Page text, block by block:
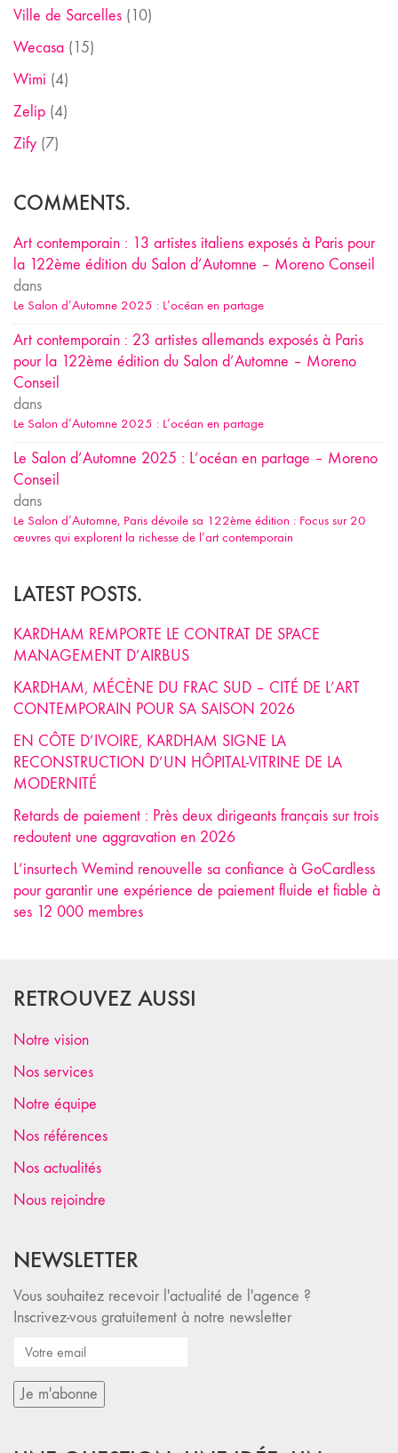
Ville de Sarcelles (10)
Wecasa (15)
Wimi (4)
Zelip (4)
Zify (7)
COMMENTS.
Art contemporain : 13 artistes italiens exposés à Paris pour
la 122ème édition du Salon d’Automne – Moreno Conseil
dans
Le Salon d’Automne 2025 : L’océan en partage
Art contemporain : 23 artistes allemands exposés à Paris
pour la 122ème édition du Salon d’Automne – Moreno
Conseil
dans
Le Salon d’Automne 2025 : L’océan en partage
Le Salon d’Automne 2025 : L’océan en partage – Moreno
Conseil
dans
Le Salon d’Automne, Paris dévoile sa 122ème édition : Focus sur 20
œuvres qui explorent la richesse de l’art contemporain
LATEST POSTS.
KARDHAM REMPORTE LE CONTRAT DE SPACE
MANAGEMENT D’AIRBUS
KARDHAM, MÉCÈNE DU FRAC SUD – CITÉ DE L’ART
CONTEMPORAIN POUR SA SAISON 2026
EN CÔTE D’IVOIRE, KARDHAM SIGNE LA
RECONSTRUCTION D’UN HÔPITAL-VITRINE DE LA
MODERNITÉ
Retards de paiement : Près deux dirigeants français sur trois
redoutent une aggravation en 2026
L’insurtech Wemind renouvelle sa confiance à GoCardless
pour garantir une expérience de paiement fluide et fiable à
ses 12 000 membres
RETROUVEZ AUSSI
Notre vision
Nos services
Notre équipe
Nos références
Nos actualités
Nous rejoindre
NEWSLETTER
Vous souhaitez recevoir l'actualité de l'agence ?
Inscrivez-vous gratuitement à notre newsletter